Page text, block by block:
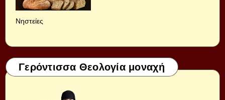
Νηστείες
Γερόντισσα Θεολογία μοναχή